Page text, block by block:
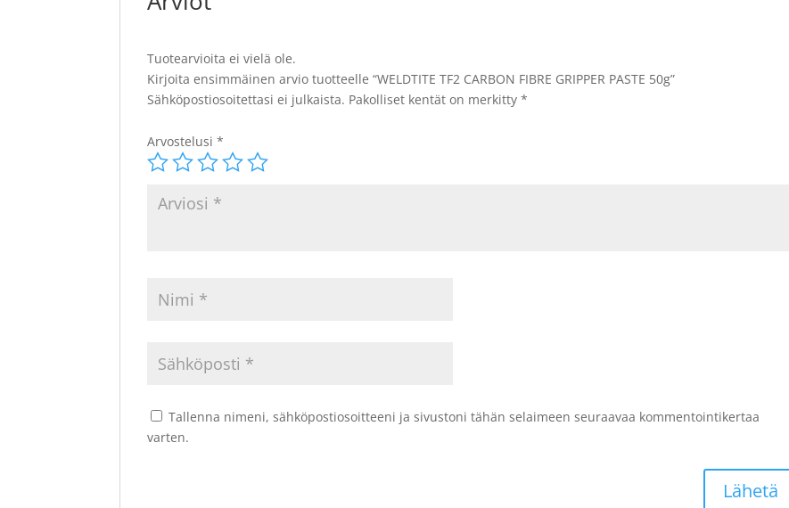
Tuotearvioita ei vielä ole.
Kirjoita ensimmäinen arvio tuotteelle “WELDTITE TF2 CARBON FIBRE GRIPPER PASTE 50g”
Sähköpostiosoitettasi ei julkaista. Pakolliset kentät on merkitty*
Arvostelusi*
Tallenna nimeni, sähköpostiosoitteeni ja sivustoni tähän selaimeen seuraavaa kommentointikertaa
varten.